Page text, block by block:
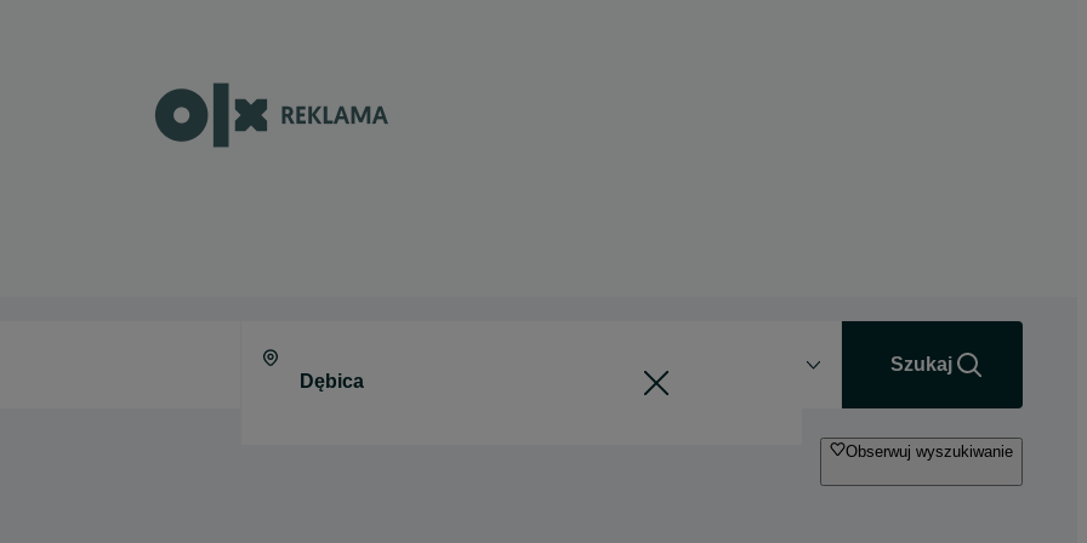
Szukaj
Obserwuj wyszukiwanie